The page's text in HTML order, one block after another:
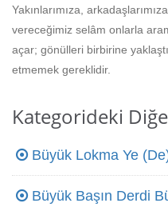
Eğitim
Diğer
Yakınlarımıza,
vereceğimiz selâm onlarla
açar; gönülleri birbirine
etmemek gereklidir.
Kategorideki
Büyük Lokma Ye
Büyük Başın Derdi